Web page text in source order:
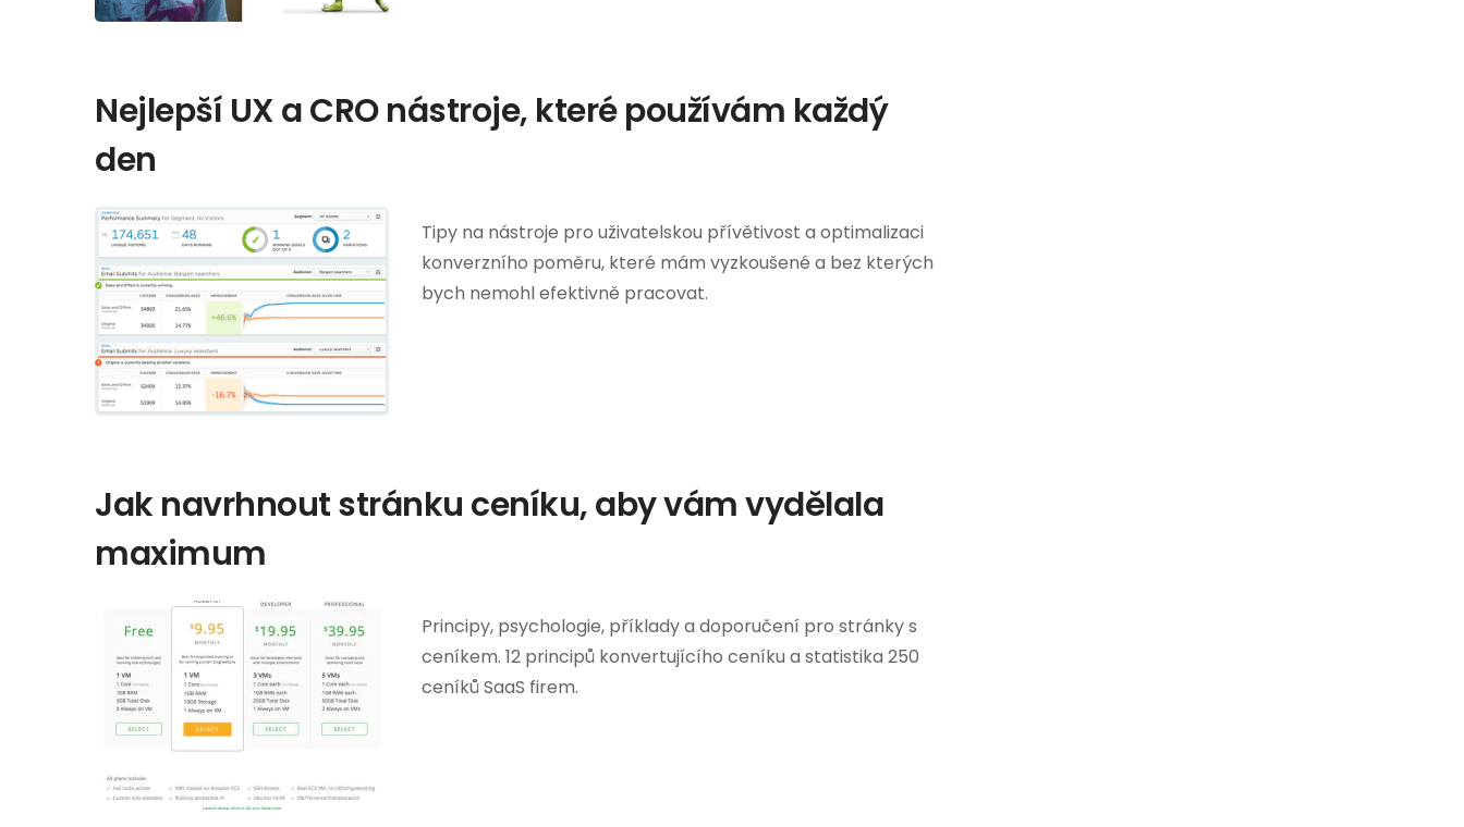
Nejlepší UX a CRO nástroje, které používám každý
den
Tipy na nástroje pro uživatelskou přívětivost a optimalizaci
konverzního poměru, které mám vyzkoušené a bez kterých
bych nemohl efektivně pracovat.
Jak navrhnout stránku ceníku, aby vám vydělala
maximum
Principy, psychologie, příklady a doporučení pro stránky s
ceníkem. 12 principů konvertujícího ceníku a statistika 250
ceníků SaaS firem.